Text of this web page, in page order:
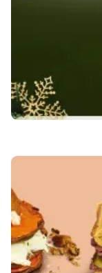
WAF-WAF!
August 20, 2024